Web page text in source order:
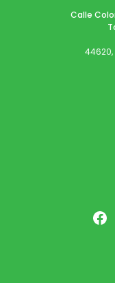
Calle